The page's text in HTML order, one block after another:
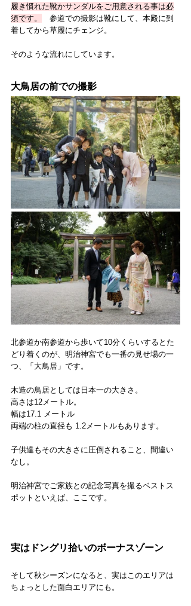
履き慣れた靴かサンダルをご用意される事は必
須です。
参道での撮影は靴にして、本殿に到
着してから草履にチェンジ。
そのような流れにしています。
大鳥居の前での撮影
北参道か南参道から歩いて10分くらいするとた
どり着くのが、明治神宮でも一番の見せ場の一
つ、「大鳥居」です。
木造の鳥居としては日本一の大きさ。
高さは12メートル。
幅は17.1 メートル
両端の柱の直径も 1.2メートルもあります。
子供達もその大きさに圧倒されること、間違い
なし。
明治神宮でご家族との記念写真を撮るベストス
ポットといえば、ここです。
実はドングリ拾いのボーナスゾーン
そして秋シーズンになると、実はこのエリアは
ちょっとした面白エリアにも。